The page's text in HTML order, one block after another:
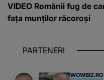
VIDEO Românii fug de
fața munților răcoroși
PARTENERI
WOWBIZ.RO